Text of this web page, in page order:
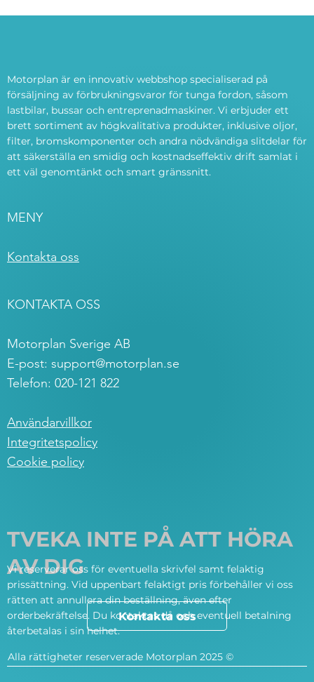
Motorplan är en innovativ webbshop specialiserad på
försäljning av förbrukningsvaror för tunga fordon, såsom
lastbilar, bussar och entreprenadmaskiner. Vi erbjuder ett
brett sortiment av högkvalitativa produkter, inklusive oljor,
filter, bromskomponenter och andra nödvändiga slitdelar för
att säkerställa en smidig och kostnadseffektiv drift samlat i
ett väl genomtänkt och smart gränssnitt.
MENY
Kontakta oss
KONTAKTA OSS
Motorplan Sverige AB
E-post: support@motorplan.se
Telefon: 020-121 822
Användarvillkor
Integritetspolicy
Cookie policy
TVEKA INTE PÅ ATT HÖRA
AV DIG
Kontakta oss
Vi reserverar oss för eventuella skrivfel samt felaktig
prissättning. Vid uppenbart felaktigt pris förbehåller vi oss
rätten att annullera din beställning, även efter
orderbekräftelse. Du kontaktas då och eventuell betalning
återbetalas i sin helhet.
Alla rättigheter reserverade Motorplan 2025 ©